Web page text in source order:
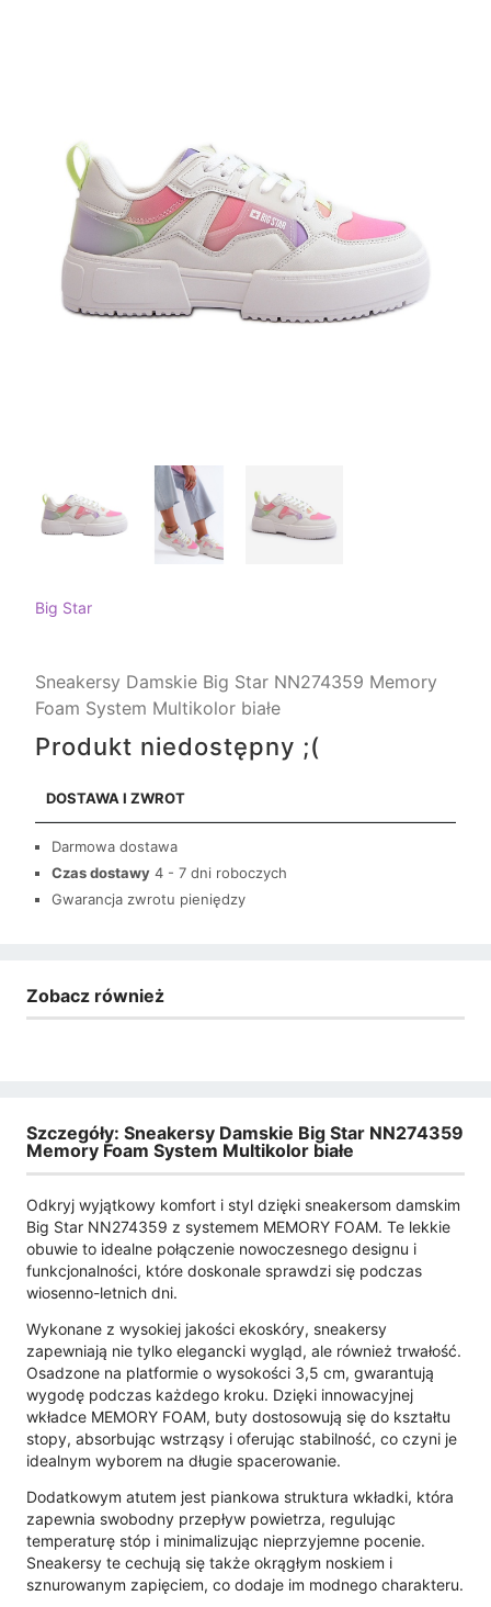
Big Star
Sneakersy Damskie Big Star NN274359 Memory
Foam System Multikolor białe
Produkt niedostępny ;(
DOSTAWA I ZWROT
Darmowa dostawa
Czas dostawy 4 - 7 dni roboczych
Gwarancja zwrotu pieniędzy
Zobacz również
Szczegóły: Sneakersy Damskie Big Star NN274359
Memory Foam System Multikolor białe
Odkryj wyjątkowy komfort i styl dzięki sneakersom damskim
Big Star NN274359 z systemem MEMORY FOAM. Te lekkie
obuwie to idealne połączenie nowoczesnego designu i
funkcjonalności, które doskonale sprawdzi się podczas
wiosenno-letnich dni.
Wykonane z wysokiej jakości ekoskóry, sneakersy
zapewniają nie tylko elegancki wygląd, ale również trwałość.
Osadzone na platformie o wysokości 3,5 cm, gwarantują
wygodę podczas każdego kroku. Dzięki innowacyjnej
wkładce MEMORY FOAM, buty dostosowują się do kształtu
stopy, absorbując wstrząsy i oferując stabilność, co czyni je
idealnym wyborem na długie spacerowanie.
Dodatkowym atutem jest piankowa struktura wkładki, która
zapewnia swobodny przepływ powietrza, regulując
temperaturę stóp i minimalizując nieprzyjemne pocenie.
Sneakersy te cechują się także okrągłym noskiem i
sznurowanym zapięciem, co dodaje im modnego charakteru.